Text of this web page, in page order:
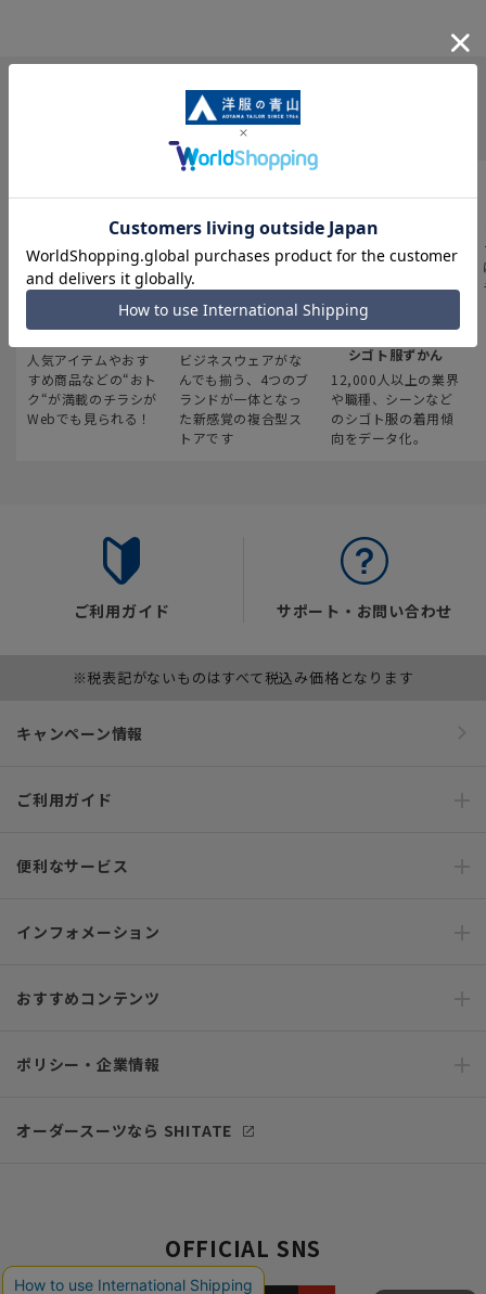
INFORMATION
最新のお買い得情報
人気アイテムやおす
すめ商品などの“おト
ク“が満載のチラシが
Webでも見られる！
スーツスクエア
ビジネスウェアがな
んでも揃う、4つのブ
ランドが一体となっ
た新感覚の複合型ス
トアです
みんなの
シゴト服ずかん
12,000人以上の業界
や職種、シーンなど
のシゴト服の着用傾
向をデータ化。
ご利用ガイド サポート・お問い合わせ
※税表記がないものはすべて税込み価格となります
キャンペーン情報
ご利用ガイド
便利なサービス
インフォメーション
おすすめコンテンツ
ポリシー・企業情報
オーダースーツなら SHITATE
OFFICIAL SNS